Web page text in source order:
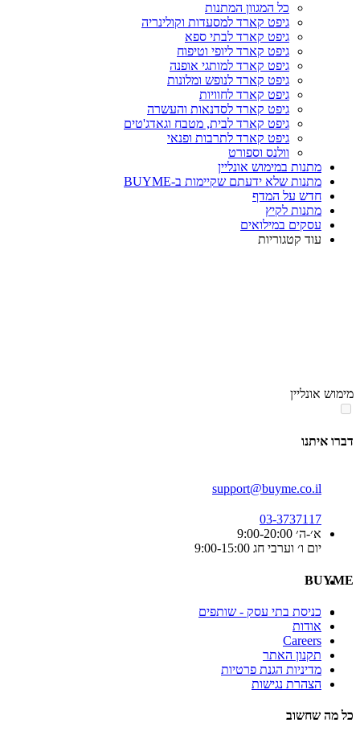
כל המגוון המתנות
גיפט קארד למסעדות וקולינריה
גיפט קארד לבתי ספא
גיפט קארד ליופי וטיפוח
גיפט קארד למותגי אופנה
גיפט קארד לנופש ומלונות
גיפט קארד לחוויות
גיפט קארד לסדנאות והעשרה
גיפט קארד לבית, מטבח וגאדג'טים
גיפט קארד לתרבות ופנאי
וולנס וספורט
מתנות במימוש אונליין
מתנות שלא ידעתם שקיימות ב-BUYME
חדש על המדף
מתנות לקיץ
עסקים במילואים
עוד קטגוריות
אזור
מימוש אונליין
דברו איתנו
support@buyme.co.il
03-3737117
א׳-ה׳ 9:00-20:00
יום ו׳ וערבי חג 9:00-15:00
BUYME
כניסת בתי עסק - שותפים
אודות
Careers
תקנון האתר
מדיניות הגנת פרטיות
הצהרת נגישות
כל מה שחשוב